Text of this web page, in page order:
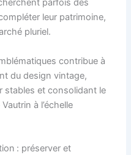
parfois des
leur patrimoine,
pluriel.
contribue à
du design vintage,
stables et consolidant le
à l’échelle
: préserver et